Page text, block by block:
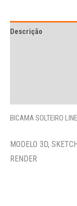
Descrição
BICAMA SOLTEIRO
MODELO 3D,
RENDER